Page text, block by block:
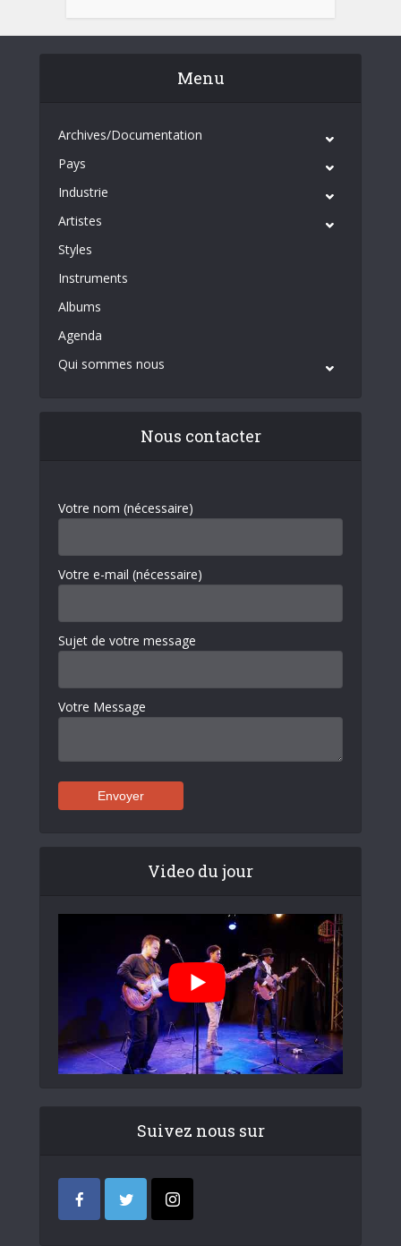
Menu
Archives/Documentation
Pays
Industrie
Artistes
Styles
Instruments
Albums
Agenda
Qui sommes nous
Nous contacter
Votre nom (nécessaire)
Votre e-mail (nécessaire)
Sujet de votre message
Votre Message
Video du jour
Suivez nous sur